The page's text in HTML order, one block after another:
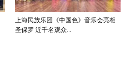
上海民族乐团《中国色》音乐会亮相
圣保罗 近千名观众...